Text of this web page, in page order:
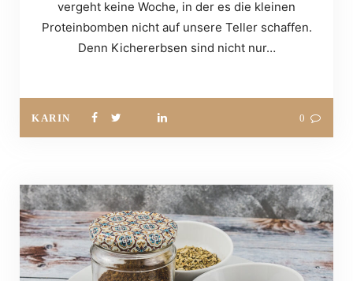
vergeht keine Woche, in der es die kleinen
Proteinbomben nicht auf unsere Teller schaffen.
Denn Kichererbsen sind nicht nur…
KARIN 0